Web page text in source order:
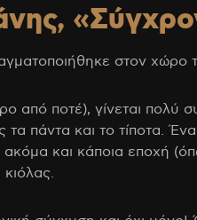
στον χώρο
από ποτέ), γίνεται
τα πάντα και το τίποτα.
και κάποια εποχή